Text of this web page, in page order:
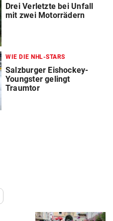
Drei Verletzte bei Unfall
mit zwei Motorrädern
WIE DIE NHL-STARS
Salzburger Eishockey-
Youngster gelingt
Traumtor